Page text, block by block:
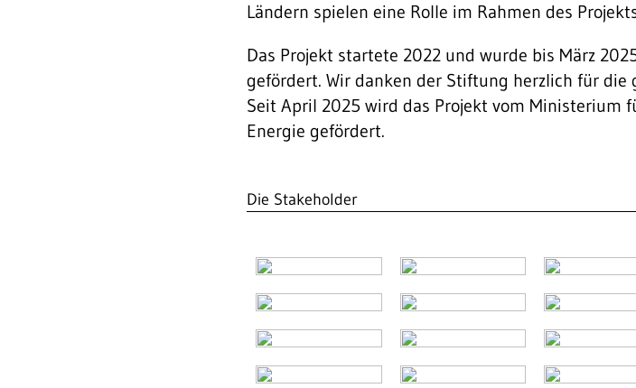
Ländern spielen eine Rolle im Rahmen des
Das Projekt startete 2022 und wurde bis März
gefördert. Wir danken der Stiftung herzlich für die
Seit April 2025 wird das Projekt vom Ministerium
Energie gefördert.
Die Stakeholder